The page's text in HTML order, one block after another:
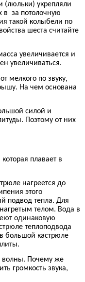
(люльки) укрепляли
в за потолочную
такой колыбели по
шеста считайте
увеличивается и
увеличиваться.
мелкого по звуку,
На чем основана
силой и
Поэтому от них
плавает в
нагреется до
этого
подвод тепла. Для
телом. Вода в
одинаковую
теплоподвода
большой кастрюле
волны. Почему же
громкость звука,